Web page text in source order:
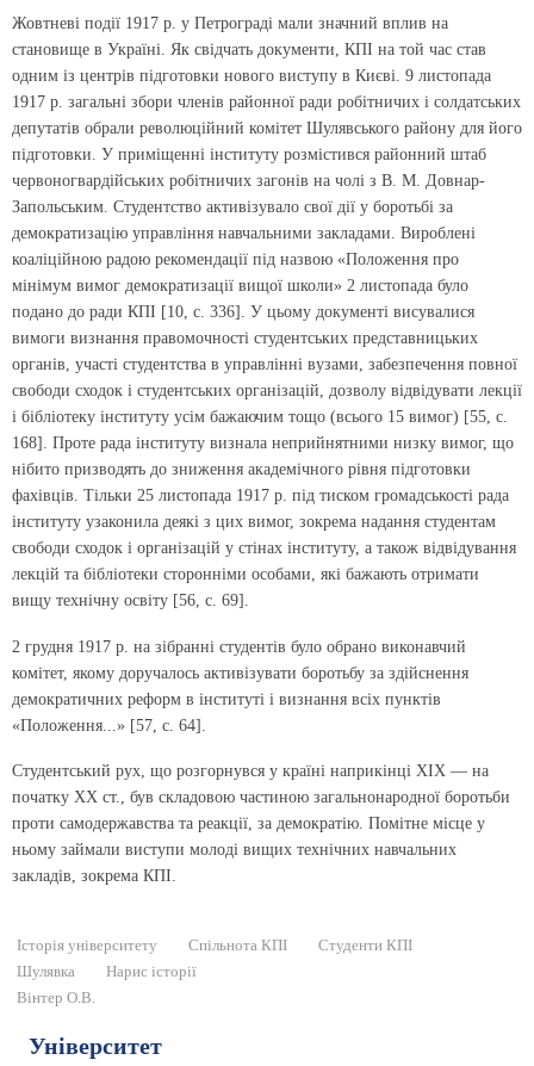
Жовтневі події 1917 р. у Петрограді мали значний вплив на
становище в Україні. Як свідчать документи, КПІ на той час став
одним із центрів підготовки нового виступу в Києві. 9 листопада
1917 р. загальні збори членів районної ради робітничих і солдатських
депутатів обрали революційний комітет Шулявського району для його
підготовки. У приміщенні інституту розмістився районний штаб
червоногвардійських робітничих загонів на чолі з В. М. Довнар-
Запольським. Студентство активізувало свої дії у боротьбі за
демократизацію управління навчальними закладами. Вироблені
коаліційною радою рекомендації під назвою «Положення про
мінімум вимог демократизації вищої школи» 2 листопада було
подано до ради КПІ [10, с. 336]. У цьому документі висувалися
вимоги визнання правомочності студентських представницьких
органів, участі студентства в управлінні вузами, забезпечення повної
свободи сходок і студентських організацій, дозволу відвідувати лекції
і бібліотеку інституту усім бажаючим тощо (всього 15 вимог) [55, с.
168]. Проте рада інституту визнала неприйнятними низку вимог, що
нібито призводять до зниження академічного рівня підготовки
фахівців. Тільки 25 листопада 1917 р. під тиском громадськості рада
інституту узаконила деякі з цих вимог, зокрема надання студентам
свободи сходок і організацій у стінах інституту, а також відвідування
лекцій та бібліотеки сторонніми особами, які бажають отримати
вищу технічну освіту [56, с. 69].
2 грудня 1917 р. на зібранні студентів було обрано виконавчий
комітет, якому доручалось активізувати боротьбу за здійснення
демократичних реформ в інституті і визнання всіх пунктів
«Положення...» [57, с. 64].
Студентський рух, що розгорнувся у країні наприкінці XIX — на
початку XX ст., був складовою частиною загальнонародної боротьби
проти самодержавства та реакції, за демократію. Помітне місце у
ньому займали виступи молоді вищих технічних навчальних
закладів, зокрема КПІ.
Історія університету Спільнота КПІ
Студенти КПІ
Шулявка
Нарис історії
Вінтер О.В.
Університет